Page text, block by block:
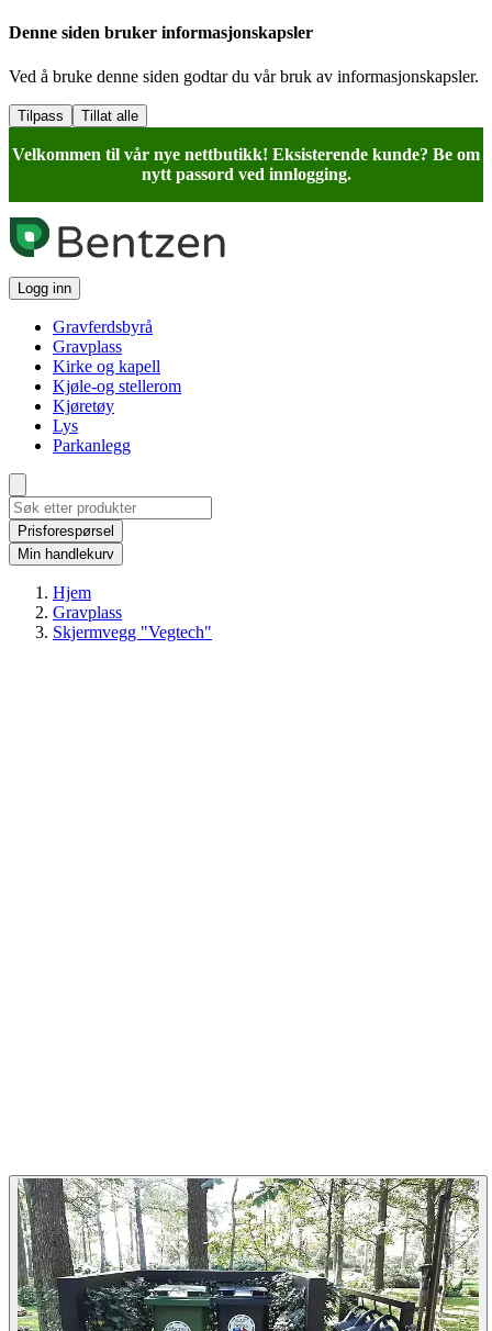
Denne siden bruker informasjonskapsler
Ved å bruke denne siden godtar du vår bruk av informasjonskapsler.
Tilpass Tillat alle
Velkommen til vår nye nettbutikk! Eksisterende kunde? Be om
nytt passord ved innlogging.
Logg inn
Gravferdsbyrå
Gravplass
Kirke og kapell
Kjøle-og stellerom
Kjøretøy
Lys
Parkanlegg
Prisforespørsel
Min handlekurv
Hjem
Gravplass
Skjermvegg "Vegtech"